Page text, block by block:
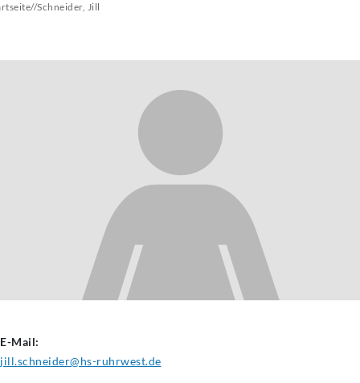
//Schneider, Jill
E-Mail:
jill.schneider@hs-ruhrwest.de